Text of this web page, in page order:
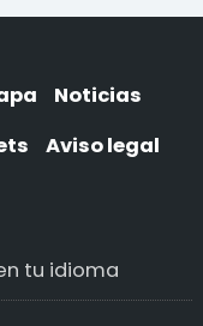
Noticias
Aviso legal
tu idioma